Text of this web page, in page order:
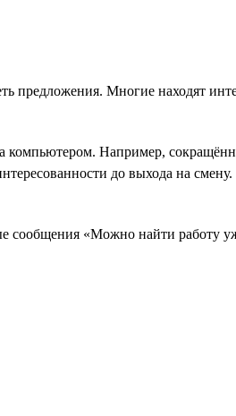
предложения. Многие находят
Например,
до выхода на
сообщения «Можно найти работу